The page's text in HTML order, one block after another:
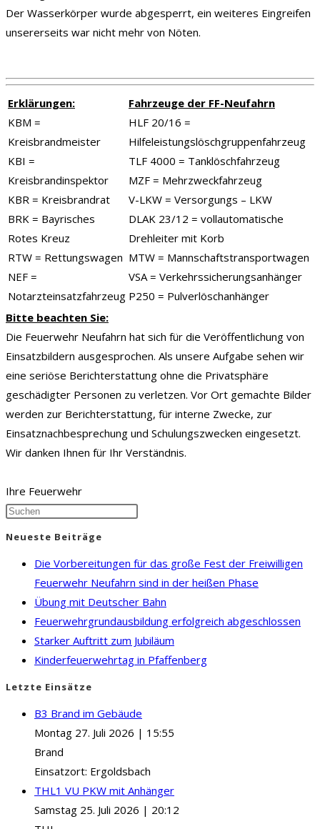
Der Wasserkörper wurde abgesperrt, ein weiteres Eingreifen
unsererseits war nicht mehr von Nöten.
Erklärungen:
KBM =
Kreisbrandmeister
KBI =
Kreisbrandinspektor
KBR = Kreisbrandrat
BRK = Bayrisches
Rotes Kreuz
RTW = Rettungswagen
NEF =
Notarzteinsatzfahrzeug
Fahrzeuge der FF-Neufahrn
HLF 20/16 =
Hilfeleistungslöschgruppenfahrzeug
TLF 4000 = Tanklöschfahrzeug
MZF = Mehrzweckfahrzeug
V-LKW = Versorgungs – LKW
DLAK 23/12 = vollautomatische
Drehleiter mit Korb
MTW = Mannschaftstransportwagen
VSA = Verkehrssicherungsanhänger
P250 = Pulverlöschanhänger
Bitte beachten Sie:
Die Feuerwehr Neufahrn hat sich für die Veröffentlichung von
Einsatzbildern ausgesprochen. Als unsere Aufgabe sehen wir
eine seriöse Berichterstattung ohne die Privatsphäre
geschädigter Personen zu verletzen. Vor Ort gemachte Bilder
werden zur Berichterstattung, für interne Zwecke, zur
Einsatznachbesprechung und Schulungszwecken eingesetzt.
Wir danken Ihnen für Ihr Verständnis.
Ihre Feuerwehr
Press
close
the
search
panel.
Neueste Beiträge
Die Vorbereitungen für das große Fest der Freiwilligen
Feuerwehr Neufahrn sind in der heißen Phase
Übung mit Deutscher Bahn
Feuerwehrgrundausbildung erfolgreich abgeschlossen
Starker Auftritt zum Jubiläum
Kinderfeuerwehrtag in Pfaffenberg
Letzte Einsätze
B3 Brand im Gebäude
Montag 27. Juli 2026 | 15:55
Brand
Einsatzort: Ergoldsbach
THL1 VU PKW mit Anhänger
Samstag 25. Juli 2026 | 20:12